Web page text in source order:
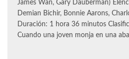
James Wan, Gary Dauberman)
Demian Bichir, Bonnie Aarons,
Duración: 1 hora 36 minutos
Cuando una joven monja en una